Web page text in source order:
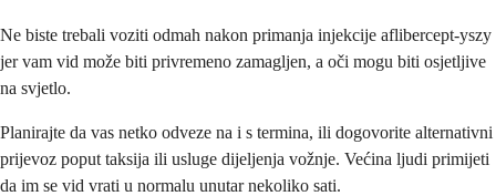
Ne biste trebali voziti odmah nakon primanja injekcije aflibercept-yszy
jer vam vid može biti privremeno zamagljen, a oči mogu biti osjetljive
na svjetlo.
Planirajte da vas netko odveze na i s termina, ili dogovorite alternativni
prijevoz poput taksija ili usluge dijeljenja vožnje. Većina ljudi primijeti
da im se vid vrati u normalu unutar nekoliko sati.